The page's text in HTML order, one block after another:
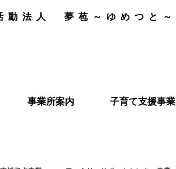
動法人 夢苞～ゆめつと～
事業所案内 子育て支援事業